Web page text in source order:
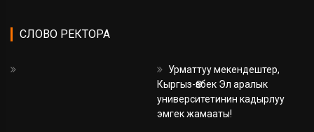
СЛОВО РЕКТОРА
Урматтуу мекендештер,
Кыргыз-Өзбек Эл аралык
университетинин кадырлуу
эмгек жамааты!